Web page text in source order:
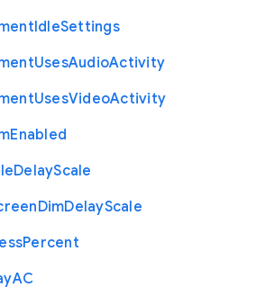
IdleSettings
UsesAudioActivity
UsesVideoActivity
Enabled
DelayScale
DimDelayScale
Percent
AC